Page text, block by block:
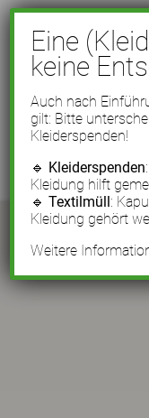
Eine
keine
Auch nach
gilt: Bitte
Kleiderspenden!
🔹 Kleiderspenden
Kleidung hilft
🔹Textilmüll:
Kleidung gehört
Weitere